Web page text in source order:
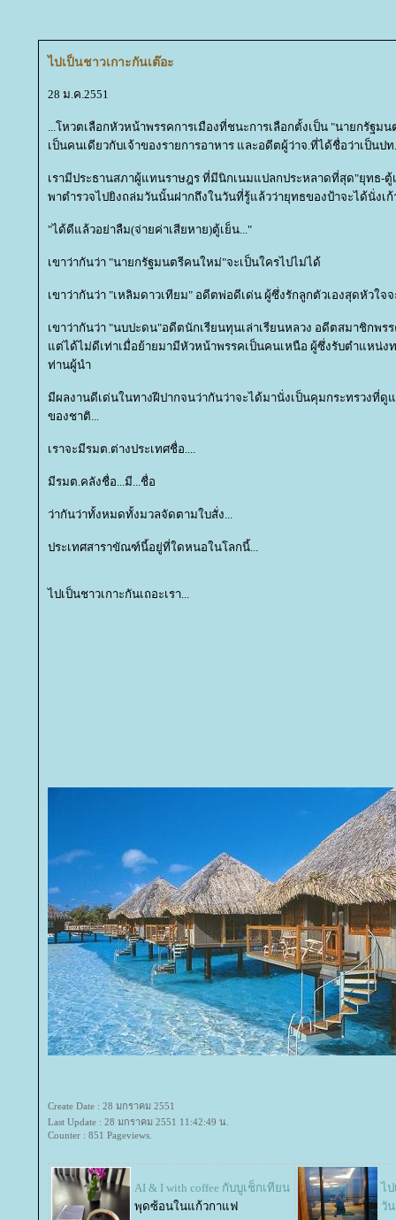
ไปเป็นชาวเกาะกันเต๊อะ
28 ม.ค.2551
...โหวตเลือกหัวหน้าพรรคการเมืองที่ชนะการเลือกตั้งเป็น "นายกรัฐมน
เป็นคนเดียวกับเจ้าของรายการอาหาร และอดีตผู้ว่าจ.ที่ได้ชื่อว่าเป็นป
เรามีประธานสภาผู้แทนราษฎร ที่มีนิกเนมแปลกประหลาดที่สุด"ยุทธ-ตู้
พาตำรวจไปยิงถล่มวันนั้นฝากถึงในวันที่รู้แล้วว่ายุทธของป้าจะได้นั่งเก้
"ได้ดีแล้วอย่าลืม(จ่ายค่าเสียหาย)ตู้เย็น..."
เขาว่ากันว่า "นายกรัฐมนตรีคนใหม่"จะเป็นใครไปไม่ได้
เขาว่ากันว่า "เหลิมดาวเทียม" อดีตพ่อดีเด่น ผู้ซึ่งรักลูกตัวเองสุดหัวใจ
เขาว่ากันว่า "นบปะดน"อดีตนักเรียนทุนเล่าเรียนหลวง อดีตสมาชิกพร
ต่ได้ไม่ดีเท่าเมื่อย้ายมามีหัวหน้าพรรคเป็นคนเหนือ ผู้ซึ่งรับตำแหน่ง
ท่านผู้นำ
มีผลงานดีเด่นในทางฝีปากจนว่ากันว่าจะได้มานั่งเป็นคุมกระทรวงที่ดู
ของชาติ...
เราจะมีรมต.ต่างประเทศชื่อ....
มีรมต.คลังชื่อ...มี...ชื่อ
ว่ากันว่าทั้งหมดทั้งมวลจัดตามใบสั่ง...
ประเทศสาราขัณฑ์นี้อยู่ที่ใดหนอในโลกนี้...
ไปเป็นชาวเกาะกันเถอะเรา...
Create Date : 28 มกราคม 2551
Last Update : 28 มกราคม 2551 11:42:49 น.
Counter : 851 Pageviews.
AI & I with coffee กับบูเช็กเทียน
พุดซ้อนในแก้วกาแฟ
ไ
วัน